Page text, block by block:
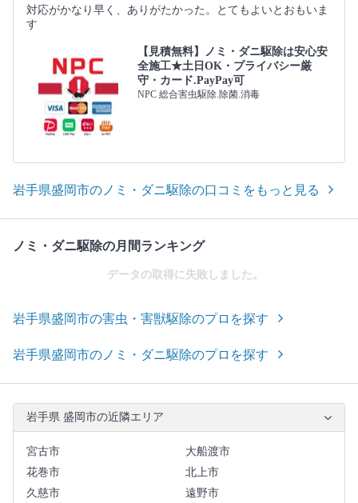
対応がかなり早く、ありがたかった。とてもよいとおもいま
す
【見積無料】ノミ・ダニ駆除は安心安
全施工★土日OK・プライバシー厳
守・カード.PayPay可
NPC 総合害虫駆除.除菌.消毒
岩手県盛岡市のノミ・ダニ駆除の口コミをもっと見る
ノミ・ダニ駆除の月間ランキング
データの取得に失敗しました。
岩手県盛岡市の害虫・害獣駆除のプロを探す
岩手県盛岡市のノミ・ダニ駆除のプロを探す
岩手県 盛岡市の近隣エリア
宮古市
大船渡市
花巻市
北上市
久慈市
遠野市